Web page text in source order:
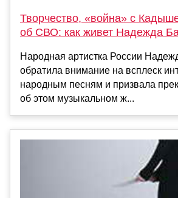
Творчество, «война» с
об СВО: как живет Надежда
Народная артистка России
обратила внимание на всплеск
народным песням и призвала
об этом музыкальном ж...